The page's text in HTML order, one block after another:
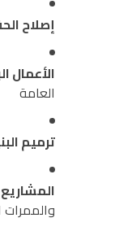
إصلاح
الأعمال
العامة
ترميم